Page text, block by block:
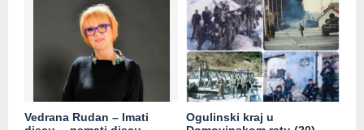
Vedrana Rudan – Imati
Ogulinski kraj u